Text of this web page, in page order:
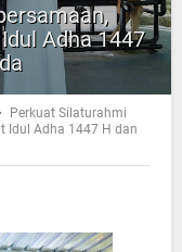
Adha 1447
Perkuat Silaturahmi
Idul Adha 1447 H dan